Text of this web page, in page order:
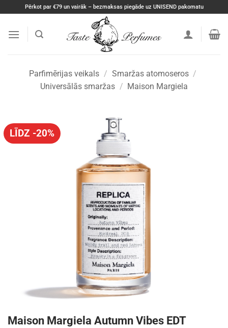
content
Pērkot par €79 un vairāk – bezmaksas piegāde uz UNISEND pakomatu
Parfimērijas veikals / Smaržas atomoseros /
Universālās smaržas / Maison Margiela
LĪDZ -20%
Maison Margiela Autumn Vibes EDT